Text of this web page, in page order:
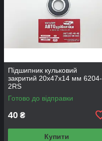
Підшипник кульковий
закритий 20х47х14 мм 6204-
2RS
Готово до відправки
40 ₴
Купити